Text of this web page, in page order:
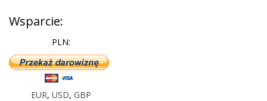
Wsparcie:
PLN:
EUR, USD, GBP